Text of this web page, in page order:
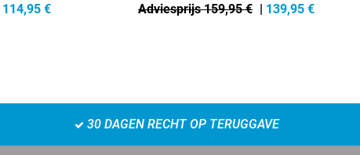
114,95 € Adviesprijs 159,95 € | 139,95 €
30 DAGEN RECHT OP TERUGGAVE